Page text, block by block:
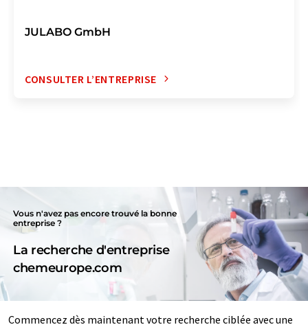
JULABO GmbH
CONSULTER L’ENTREPRISE
Vous n'avez pas encore trouvé la bonne
entreprise ?
La recherche d'entreprise
chemeurope.com
Commencez dès maintenant votre recherche ciblée avec une